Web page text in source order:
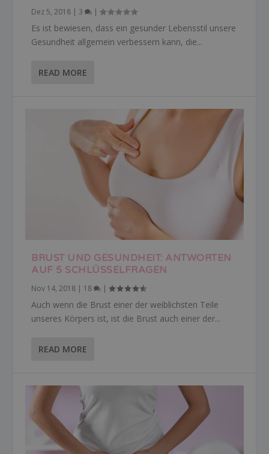
Dez 5, 2018 | 3 |
Es ist bewiesen, dass ein gesunder Lebensstil unsere
Gesundheit allgemein verbessern kann, die...
READ MORE
BRUST UND GESUNDHEIT: ANTWORTEN
AUF 5 SCHLÜSSELFRAGEN
Nov 14, 2018 | 18 |
Auch wenn die Brust einer der weiblichsten Teile
unseres Körpers ist, ist die Brust auch einer der...
READ MORE